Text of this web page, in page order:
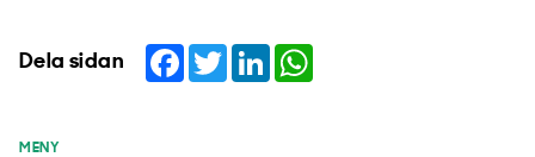
Dela sidan Facebook
TwitterLinkedIn
MENY